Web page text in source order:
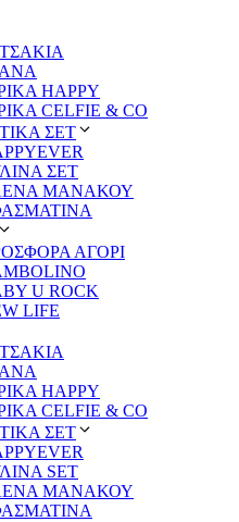
HAPPY
CELFIE & CO
ΣΕΤ
ΣΕΤ
ΜΑΝΑΚΟΥ
ΑΓΟΡΙ
U ROCK
LIFE
HAPPY
CELFIE & CO
ΣΕΤ
SET
ΜΑΝΑΚΟΥ